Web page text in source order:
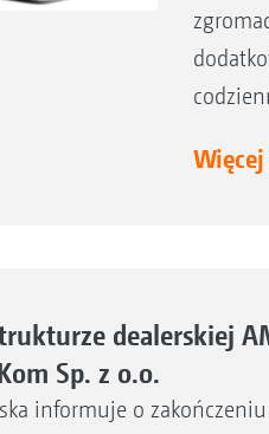
dealerskiej
Sp. z o.o.
informuje o